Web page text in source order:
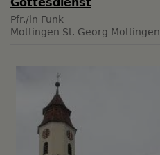
Pfr./in Funk
Möttingen St. Georg Möttingen